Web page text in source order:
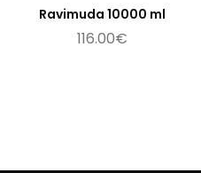
Lisa korvi
Ravimuda 10000 ml
116.00€